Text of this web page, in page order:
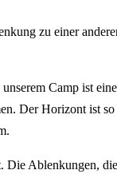
zu einer
Camp ist
Der Horizont ist
Ablenkungen,